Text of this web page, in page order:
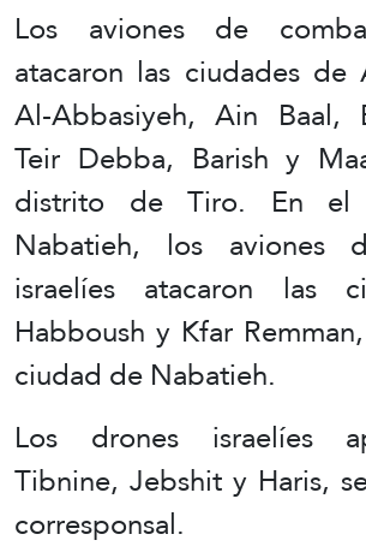
Los aviones de
atacaron las ciudades de
Al-Abbasiyeh, Ain Baal,
Teir Debba, Barish y
distrito de Tiro. En
Nabatieh, los aviones
israelíes atacaron las
Habboush y Kfar
ciudad de Nabatieh.
Los drones israelíes
Tibnine, Jebshit y Haris,
corresponsal.